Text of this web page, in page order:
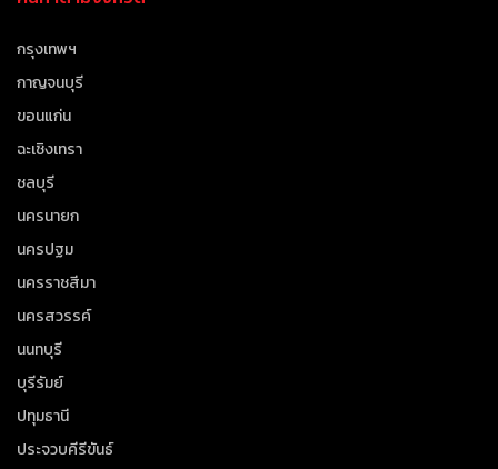
กรุงเทพฯ
กาญจนบุรี
ขอนแก่น
ฉะเชิงเทรา
ชลบุรี
นครนายก
นครปฐม
นครราชสีมา
นครสวรรค์
นนทบุรี
บุรีรัมย์
ปทุมธานี
ประจวบคีรีขันธ์